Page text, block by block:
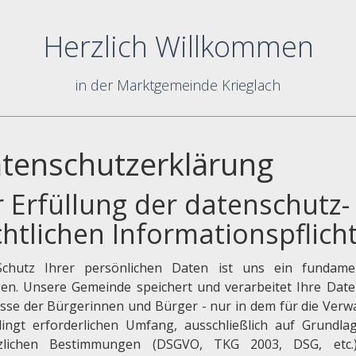
Herzlich Willkommen
in der Marktgemeinde Krieglach
Erfüllung der datenschutz-
Ihrer persönlichen Daten ist uns ein
Unsere Gemeinde speichert und verarbeitet Ihre
der Bürgerinnen und Bürger - nur in dem für die
erforderlichen Umfang, ausschließlich auf
Bestimmungen (DSGVO, TKG 2003, DSG,